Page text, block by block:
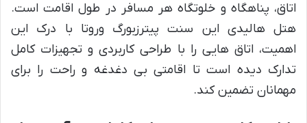
اتاق، پناهگاه و خلوتگاه هر مسافر در طول اقامت است.
هتل هالیدی این سنت پیترزبورگ وروتا با درک این
اهمیت، اتاق هایی را با طراحی کاربردی و تجهیزات کامل
تدارک دیده است تا اقامتی بی دغدغه و راحت را برای
مهمانان تضمین کند.